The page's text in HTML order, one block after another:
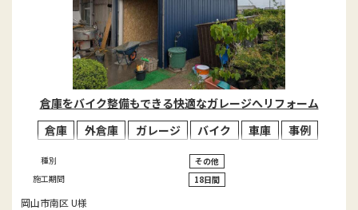
倉庫をバイク整備もできる快適なガレージへリフォーム
倉庫
外倉庫 ガレージ バイク 車庫 事例
種別
その他
施工期間
18日間
岡山市南区 U様